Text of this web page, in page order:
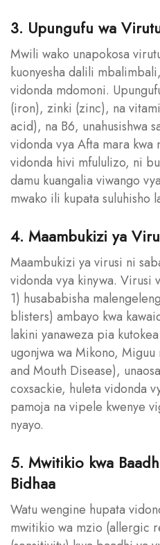
3. Upungufu wa
Mwili wako unapokosa
kuonyesha dalili
vidonda mdomoni.
(iron), zinki (zinc), na
acid), na B6, unahusishwa
vidonda vya Afta mara kwa
vidonda hivi mfululizo, ni
damu kuangalia viwango
mwako ili kupata suluhisho
4. Maambukizi ya
Maambukizi ya virusi ni
vidonda vya kinywa. Virusi
1) husababisha
blisters) ambayo kwa
lakini yanaweza pia
ugonjwa wa Mikono,
and Mouth Disease),
coxsackie, huleta vidonda
pamoja na vipele kwenye
nyayo.
5. Mwitikio kwa
Bidhaa
Watu wengine hupata
mwitikio wa mzio (allergic